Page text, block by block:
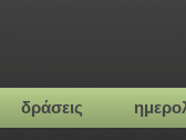
δράσεις